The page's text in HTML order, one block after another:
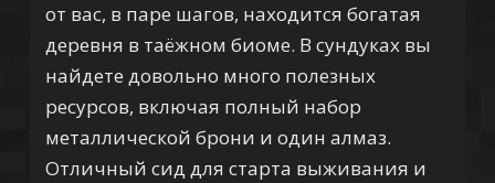
от вас, в паре шагов, находится богатая
деревня в таёжном биоме. В сундуках вы
найдете довольно много полезных
ресурсов, включая полный набор
металлической брони и один алмаз.
Отличный сид для старта выживания и